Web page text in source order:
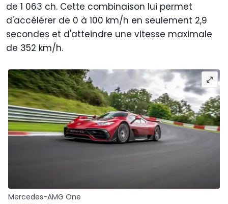
de 1 063 ch. Cette combinaison lui permet
d'accélérer de 0 à 100 km/h en seulement 2,9
secondes et d'atteindre une vitesse maximale
de 352 km/h.
Mercedes-AMG One